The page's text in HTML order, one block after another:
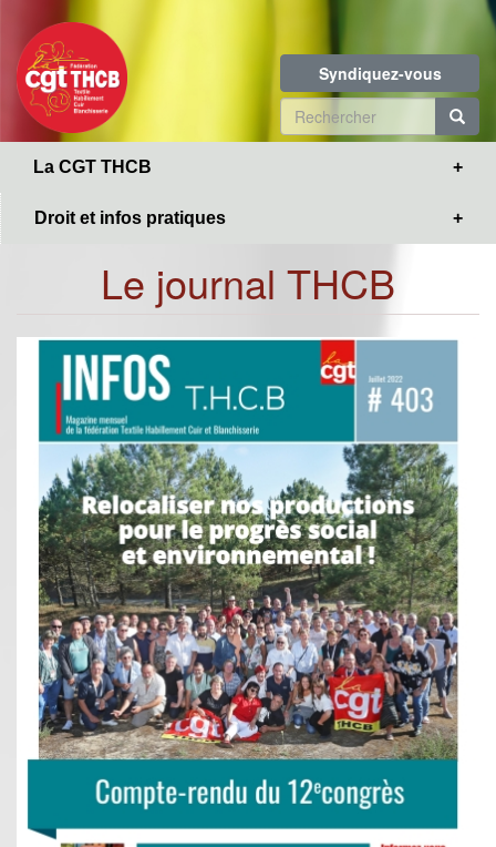
contenu
principal
Syndiquez-vous
Formulaire
de
La CGT THCB
Droit et infos pratiques
Le journal THCB